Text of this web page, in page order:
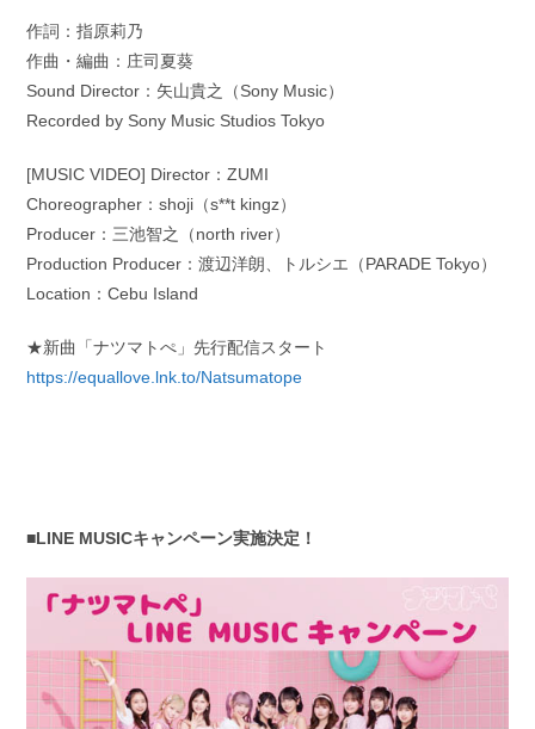
作詞：指原莉乃
作曲・編曲：庄司夏葵
Sound Director：矢山貴之（Sony Music）
Recorded by Sony Music Studios Tokyo
[MUSIC VIDEO] Director：ZUMI
Choreographer：shoji（s**t kingz）
Producer：三池智之（north river）
Production Producer：渡辺洋朗、トルシエ（PARADE Tokyo）
Location：Cebu Island
★新曲「ナツマトぺ」先行配信スタート
https://equallove.lnk.to/Natsumatope
■LINE MUSICキャンペーン実施決定！